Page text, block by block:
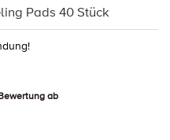
Pads 40 Stück
ab